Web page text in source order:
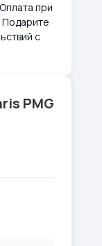
при
Подарите
с
PMG